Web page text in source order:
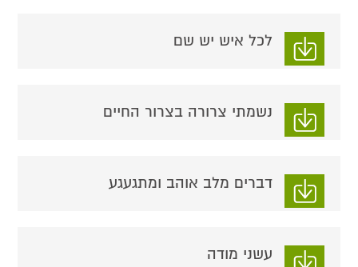
לכל איש יש שם
נשמתי צרורה בצרור החיים
דברים מלב אוהב ומתגעגע
עשני מודה